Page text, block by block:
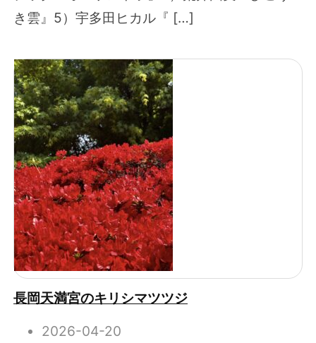
き雲』5）宇多田ヒカル『 […]
長岡天満宮のキリシマツツジ
2026-04-20